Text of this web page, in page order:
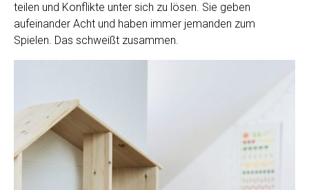
teilen und Konflikte unter sich zu lösen. Sie geben
aufeinander Acht und haben immer jemanden zum
Spielen. Das schweißt zusammen.